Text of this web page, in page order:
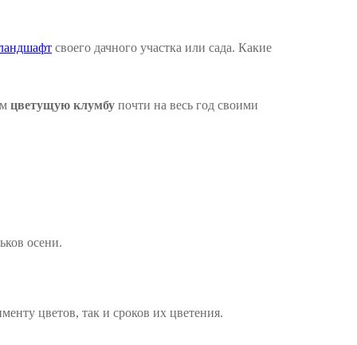
своего дачного участка или сада. Какие
цветущую клумбу почти на весь год своими
осени.
цветов, так и сроков их цветения.